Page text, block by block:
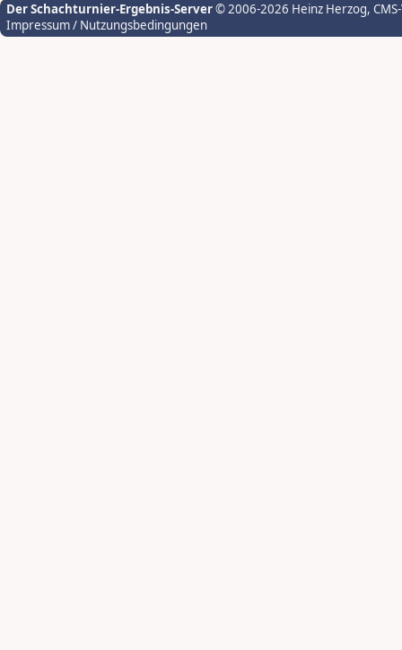
Der Schachturnier-Ergebnis-Server© 2006-2026 Heinz Herzog,
Impressum / Nutzungsbedingungen